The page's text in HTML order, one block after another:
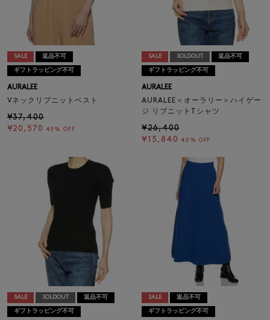
SALE 返品不可
ギフトラッピング不可
AURALEE
Vネックリブニットベスト
¥37,400
¥20,570 45% OFF
SALE SOLDOUT 返品不可
ギフトラッピング不可
AURALEE
AURALEE＜オーラリー＞ハイゲー
ジ リブニットTシャツ
¥26,400
¥15,840 40% OFF
SALE SOLDOUT 返品不可
ギフトラッピング不可
SALE 返品不可
ギフトラッピング不可